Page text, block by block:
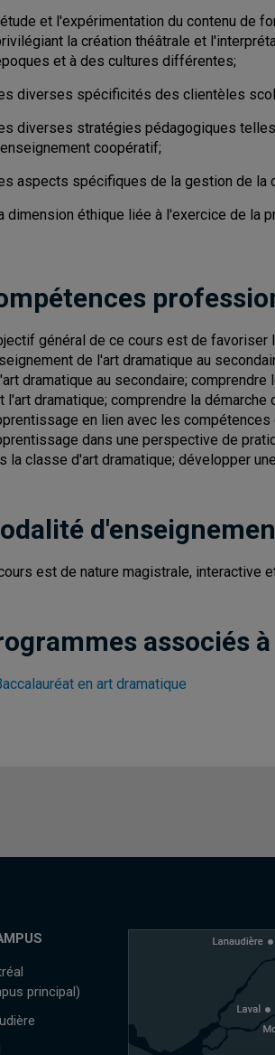
et l'expérimentation du contenu de
la création théâtrale et
et à des cultures différentes;
diverses spécificités des clientèles
diverses stratégies pédagogiques
coopératif;
aspects spécifiques de la gestion de la
dimension éthique liée à l'exercice de la
général de ce cours est de
de l'art dramatique au
dramatique au secondaire;
l'art dramatique; comprendre la
en lien avec les
dans une perspective de
la classe d'art dramatique; développer
est de nature magistrale, interactive
associés
en art dramatique
principal)